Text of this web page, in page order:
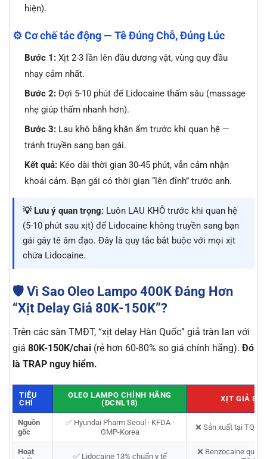
hiện).
⚙️ Cơ chế tác động — Tê Đúng Chỗ, Đúng Lúc
Bước 1:Xịt 2-3 lần lên đầu dương vật, vùng quy đầu
nhạy cảm nhất.
Bước 2:Đợi 5-10 phút để Lidocaine thấm sâu (massage
nhẹ giúp thấm nhanh hơn).
Bước 3:Lau khô bằng khăn ẩm trước khi quan hệ —
tránh truyền sang bạn gái.
Kết quả:Kéo dài thời gian 30-45 phút, vẫn cảm nhận
khoái cảm. Bạn gái có thời gian “lên đỉnh” trước anh.
💡 Lưu ý quan trọng: Luôn LAU KHÔ trước khi quan hệ
(5-10 phút sau xịt) để Lidocaine không truyền sang bạn
gái gây tê âm đạo. Đây là quy tắc bắt buộc với mọi xịt
chứa Lidocaine.
🛡️ Vì Sao Oleo Lampo 400K Đáng Hơn
“Xịt Delay Giả 80K-150K”?
Trên các sàn TMĐT, “xịt delay Hàn Quốc” giả tràn lan với
giá 80K-150K/chai (rẻ hơn 60-80% so giá chính hãng). Đó
là TRAP nguy hiểm.
TIÊU
CHÍ
OLEO LAMPO CHÍNH HÃNG
(DCNL18)
XỊT GIẢ
Nguồn
gốc
✅ Hyundai Pharm Seoul · KFDA ·
GMP-Korea
❌ Sản xuất tại TQ,
Hoạt
✅ Lidocaine 13% chuẩn y tế
❌ Benzocaine quá